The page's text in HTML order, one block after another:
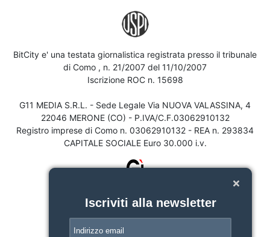
BitCity e' una testata giornalistica registrata presso il tribunale
di Como , n. 21/2007 del 11/10/2007
Iscrizione ROC n. 15698
G11 MEDIA S.R.L. - Sede Legale Via NUOVA VALASSINA, 4
22046 MERONE (CO) - P.IVA/C.F.03062910132
Registro imprese di Como n. 03062910132 - REA n. 293834
CAPITALE SOCIALE Euro 30.000 i.v.
Iscriviti alla newsletter